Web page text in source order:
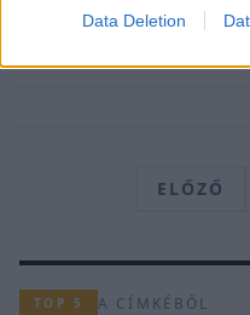
Data Deletion
tette meg az első teszt
ELŐZŐ
TOP 5 A CÍMKÉBŐL